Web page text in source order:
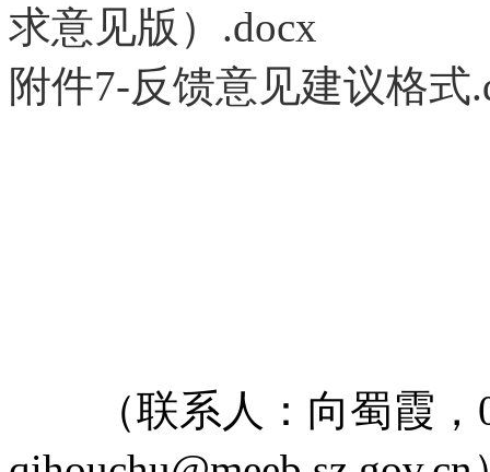
求意见版）.docx
附件7-反馈意见建议格式
（联系人：向蜀霞，